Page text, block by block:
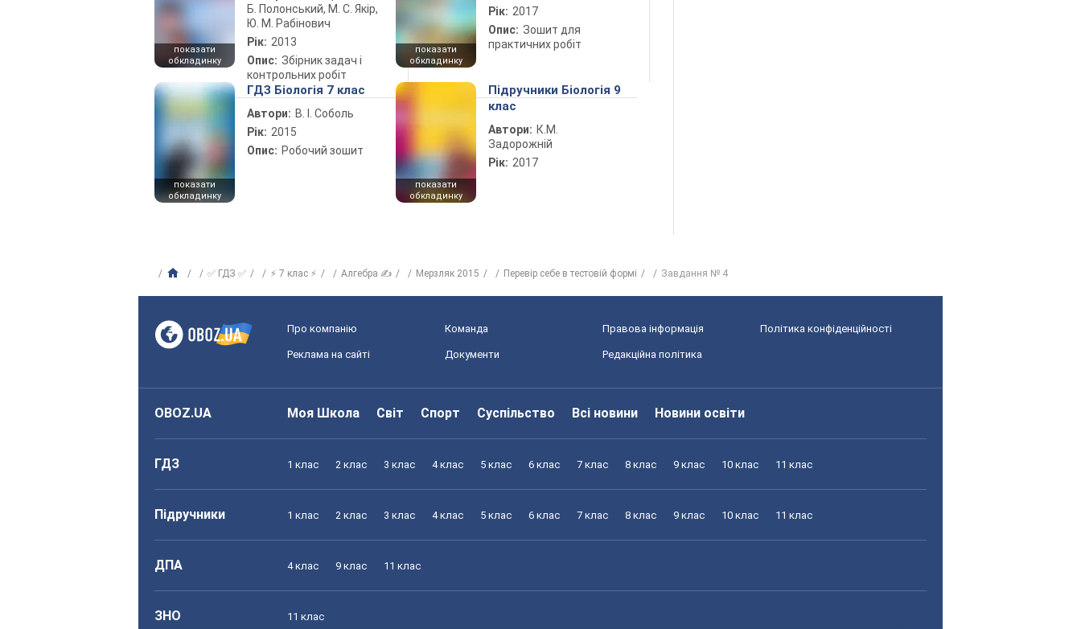
показати
обкладинку
Б. Полонський, М. С. Якір,
Ю. М. Рабінович
Рік: 2013
Опис: Збірник задач і
контрольних робіт
показати
обкладинку
Рік: 2017
Опис: Зошит для
практичних робіт
показати
обкладинку
ГДЗ Біологія 7 клас
Автори: В. І. Соболь
Рік: 2015
Опис: Робочий зошит
показати
обкладинку
Підручники Біологія 9
клас
Автори: К.М.
Задорожній
Рік: 2017
✅ ГДЗ ✅ ⚡ 7 клас ⚡ Алгебра ✍ Мерзляк 2015 Перевір себе в тестовій формі Завдання № 4
Про компанію Команда Правова інформація Політика конфіденційності
Реклама на сайті Документи Редакційна політика
OBOZ.UA Моя Школа Світ Спорт Суспільство Всі новини Новини освіти
ГДЗ 1 клас 2 клас 3 клас 4 клас 5 клас 6 клас 7 клас 8 клас 9 клас 10 клас 11 клас
Підручники 1 клас 2 клас 3 клас 4 клас 5 клас 6 клас 7 клас 8 клас 9 клас 10 клас 11 клас
ДПА 4 клас 9 клас 11 клас
ЗНО 11 клас